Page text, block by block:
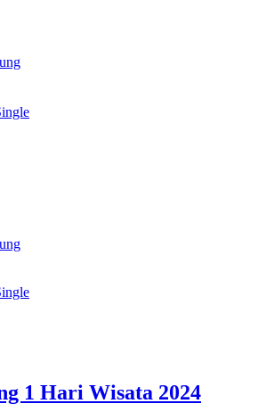
1 Hari Wisata 2024